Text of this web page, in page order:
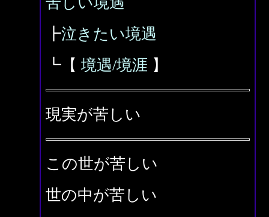
┣泣きたい境遇
┗【 境遇/境涯 】
現実が苦しい
この世が苦しい
世の中が苦しい